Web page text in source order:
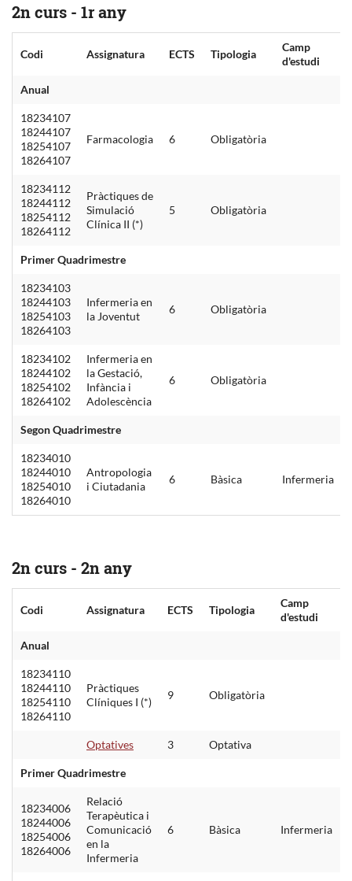
2n curs - 1r any
Codi Assignatura ECTS Tipologia
Camp
d'estudi
Anual
18234107
18244107
18254107
18264107
Farmacologia 6 Obligatòria
18234112
18244112
18254112
18264112
Pràctiques de
Simulació
Clínica II (*)
5 Obligatòria
Primer Quadrimestre
18234103
18244103
18254103
18264103
Infermeria en
la Joventut
6 Obligatòria
18234102
18244102
18254102
18264102
Infermeria en
la Gestació,
Infància i
Adolescència
6 Obligatòria
Segon Quadrimestre
18234010
18244010
18254010
18264010
Antropologia
i Ciutadania
6 Bàsica Infermeria
2n curs - 2n any
Codi Assignatura ECTS Tipologia
Camp
d'estudi
Anual
18234110
18244110
18254110
18264110
Pràctiques
Clíniques I (*)
9 Obligatòria
Optatives 3 Optativa
Primer Quadrimestre
18234006
18244006
18254006
18264006
Relació
Terapèutica i
Comunicació
en la
Infermeria
6 Bàsica Infermeria